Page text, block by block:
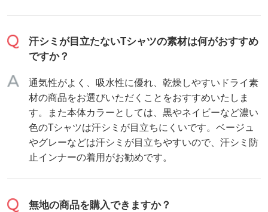
汗シミが目立たないTシャツの素材は何がおすすめ
ですか？
通気性がよく、吸水性に優れ、乾燥しやすいドライ素
材の商品をお選びいただくことをおすすめいたしま
す。また本体カラーとしては、黒やネイビーなど濃い
色のTシャツは汗シミが目立ちにくいです。ベージュ
やグレーなどは汗シミが目立ちやすいので、汗シミ防
止インナーの着用がお勧めです。
無地の商品を購入できますか？